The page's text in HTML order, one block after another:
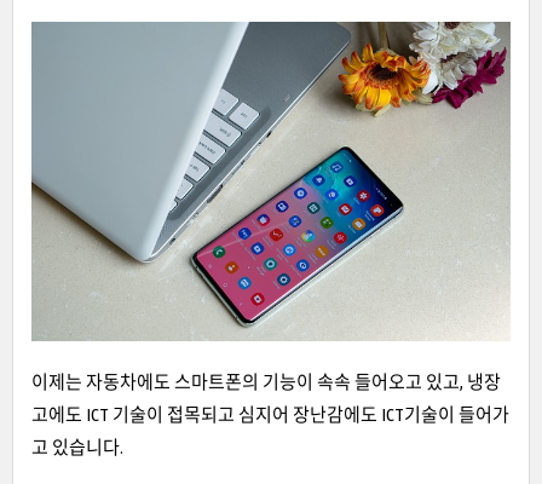
이제는 자동차에도 스마트폰의 기능이 속속 들어오고 있고, 냉장
고에도 ICT 기술이 접목되고 심지어 장난감에도 ICT기술이 들어가
고 있습니다.